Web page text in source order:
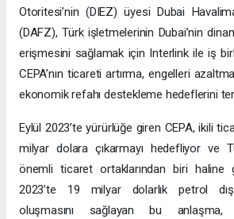
Otoritesi’nin (DIEZ) üyesi Dubai
(DAFZ), Türk işletmelerinin Dubai’nin
erişmesini sağlamak için Interlink ile iş
CEPA’nın ticareti artırma, engelleri
ekonomik refahı destekleme hedeflerini
Eylül 2023’te yürürlüğe giren CEPA, ikili
milyar dolara çıkarmayı hedefliyor ve
önemli ticaret ortaklarından biri haline
2023’te 19 milyar dolarlık petrol
oluşmasını sağlayan bu anlaşma,